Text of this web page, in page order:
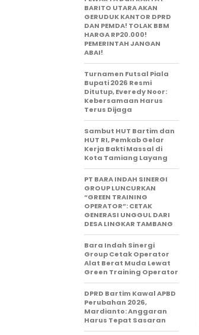
BARITO UTARA AKAN
GERUDUK KANTOR DPRD
DAN PEMDA! TOLAK BBM
HARGA RP20.000!
PEMERINTAH JANGAN
ABAI!
Turnamen Futsal Piala
Bupati 2026 Resmi
Ditutup, Everedy Noor:
Kebersamaan Harus
Terus Dijaga
Sambut HUT Bartim dan
HUT RI, Pemkab Gelar
Kerja Bakti Massal di
Kota Tamiang Layang
PT BARA INDAH SINERGI
GROUP LUNCURKAN
“GREEN TRAINING
OPERATOR”: CETAK
GENERASI UNGGUL DARI
DESA LINGKAR TAMBANG
Bara Indah Sinergi
Group Cetak Operator
Alat Berat Muda Lewat
Green Training Operator
DPRD Bartim Kawal APBD
Perubahan 2026,
Mardianto: Anggaran
Harus Tepat Sasaran